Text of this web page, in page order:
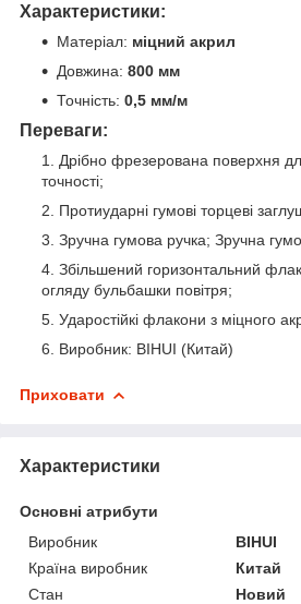
Характеристики:
Матеріал: міцний акрил
Довжина: 800 мм
Точність: 0,5 мм/м
Переваги:
Дрібно фрезерована поверхня
точності;
Протиударні гумові торцеві
Зручна гумова ручка; Зручна
Збільшений горизонтальний
огляду бульбашки повітря;
Ударостійкі флакони з міцного
Виробник: BIHUI (Китай)
Приховати
Характеристики
Основні атрибути
Виробник
BIHUI
Країна виробник
Китай
Стан
Новий